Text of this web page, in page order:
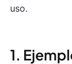
uso.
1.